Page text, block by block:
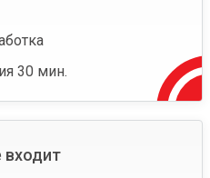
30 мин.
входит